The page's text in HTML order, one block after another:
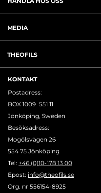
MEDIA
THEOFILS
KONTAKT
Postadress:
BOX 1009 551 11
Jönköping, Sweden
Besöksadress:
Mogölsvägen 26
554 75 Jönköping
Tel: +46 (0)10-178 13 00
Epost: info@theofils.se
Org. nr 556154-8925